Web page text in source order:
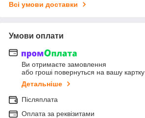
Всі умови доставки
Умови оплати
Ви отримаєте замовлення
або гроші повернуться на вашу картку
Детальніше
Післяплата
Оплата за реквізитами